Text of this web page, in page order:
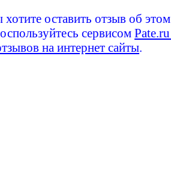
оставить отзыв об этом
сервисом
на интернет сайты